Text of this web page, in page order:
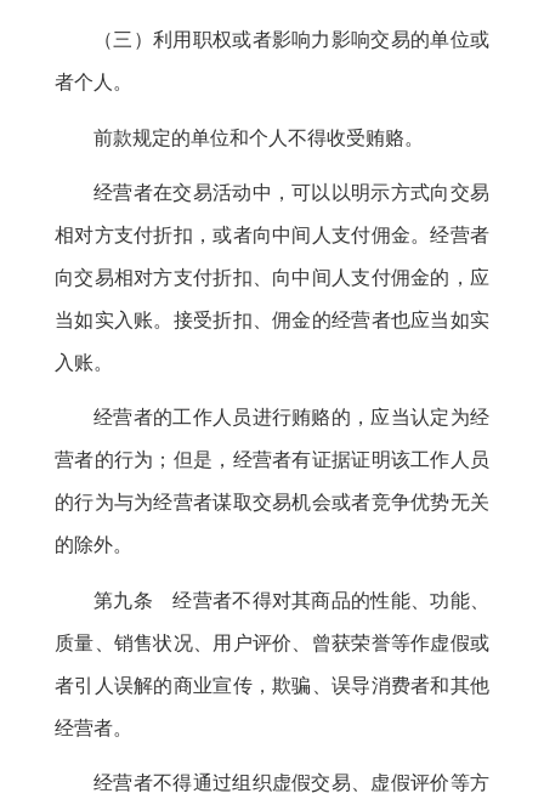
（三）利用职权或者影响力影响交易的单位或
者个人 。
前款规定的单位和个人不得收受贿赂。
经营者在交易活动中 ，可以以明示方式向交易
相对方支付折扣，或者向中间人支付佣金。经营者
向交易相对方支付折扣、向中间人支付佣金的，应
当如实入账。 接受折扣、佣金的经营者也应当如实
入账。
经营者的工作人员进行贿赂的 ， 应当认定为经
营者的行为；但是 ， 经营者有证据证明该工作人员
的行为与为经营者谋取交易机会或者竞争优势无关
的除外。
第九条 经营者不得对其商品的性能、功能、
质量、销售状况、用户评价、曾获荣誉等作虚假或
者引人误解的商业宣传，欺骗、误导消费者和其他
经营者。
经营者不得通过组织虚假交易、虚假评价等方